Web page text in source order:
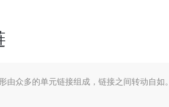
由众多的单元链接组成，链接之间转动自如。